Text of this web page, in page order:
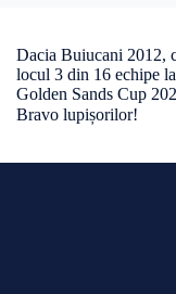
Dacia Buiucani 2012,
locul 3 din 16 echipe
Golden Sands Cup
Bravo lupișorilor!